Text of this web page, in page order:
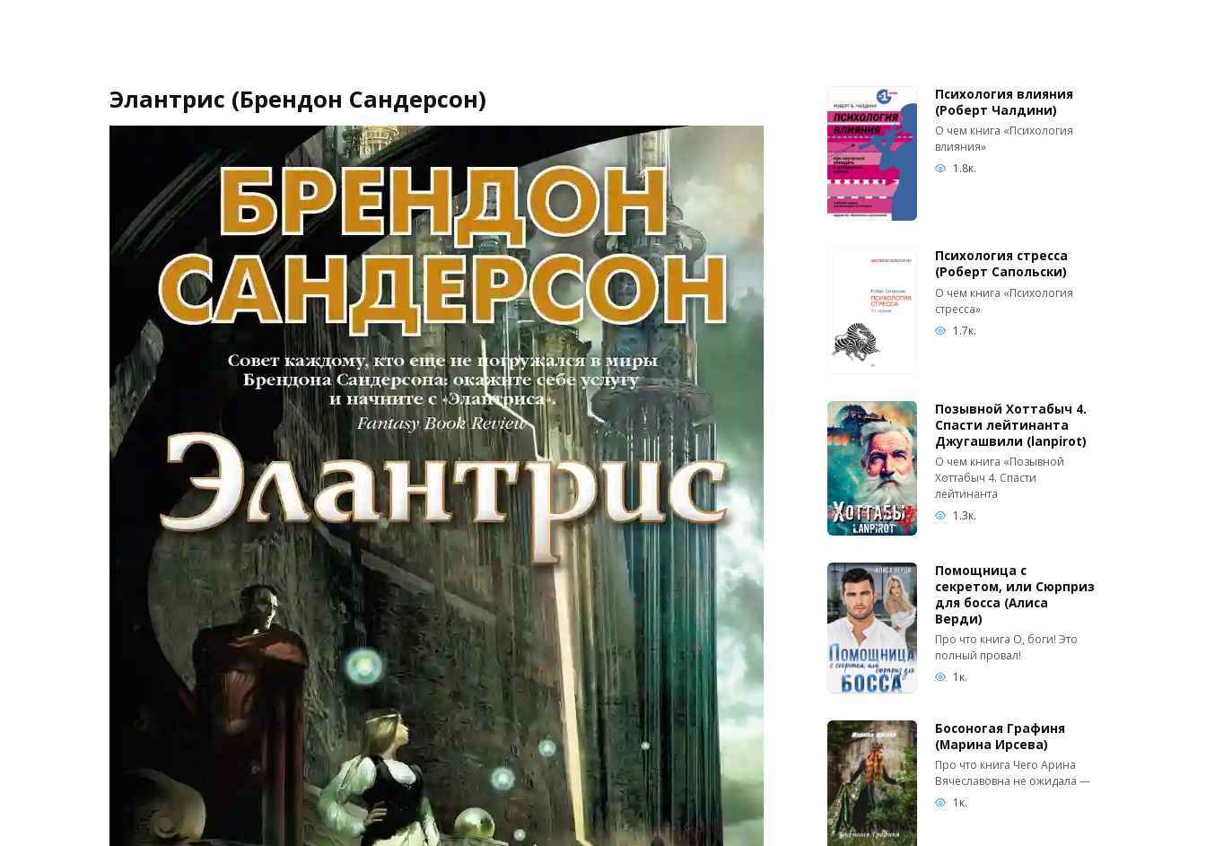
Элантрис (Брендон Сандерсон)
Психология влияния
(Роберт Чалдини)
О чем книга «Психология
влияния»
1.8к.
Психология стресса
(Роберт Сапольски)
О чем книга «Психология
стресса»
1.7к.
Позывной Хоттабыч 4.
Спасти лейтинанта
Джугашвили (lanpirot)
О чем книга «Позывной
Хоттабыч 4. Спасти
лейтинанта
1.3к.
Помощница с
секретом, или Сюрприз
для босса (Алиса
Верди)
Про что книга О, боги! Это
полный провал!
1к.
Босоногая Графиня
(Марина Ирсева)
Про что книга Чего Арина
Вячеславовна не ожидала —
1к.